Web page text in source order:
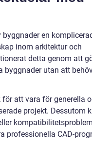
en
inom arkitektur och
detta genom att
byggnader utan att
att vara för generella
projekt. Dessutom
professionella CAD-